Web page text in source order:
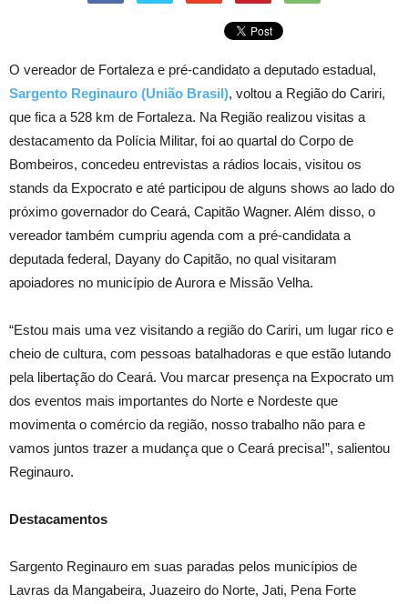
O vereador de Fortaleza e pré-candidato a deputado estadual,
Sargento Reginauro (União Brasil), voltou a Região do Cariri,
que fica a 528 km de Fortaleza. Na Região realizou visitas a
destacamento da Polícia Militar, foi ao quartal do Corpo de
Bombeiros, concedeu entrevistas a rádios locais, visitou os
stands da Expocrato e até participou de alguns shows ao lado do
próximo governador do Ceará, Capitão Wagner. Além disso, o
vereador também cumpriu agenda com a pré-candidata a
deputada federal, Dayany do Capitão, no qual visitaram
apoiadores no município de Aurora e Missão Velha.
“Estou mais uma vez visitando a região do Cariri, um lugar rico e
cheio de cultura, com pessoas batalhadoras e que estão lutando
pela libertação do Ceará. Vou marcar presença na Expocrato um
dos eventos mais importantes do Norte e Nordeste que
movimenta o comércio da região, nosso trabalho não para e
vamos juntos trazer a mudança que o Ceará precisa!”, salientou
Reginauro.
Destacamentos
Sargento Reginauro em suas paradas pelos municípios de
Lavras da Mangabeira, Juazeiro do Norte, Jati, Pena Forte